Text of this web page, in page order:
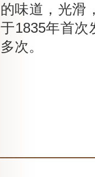
的味道，光滑
于1835年首次
多次。